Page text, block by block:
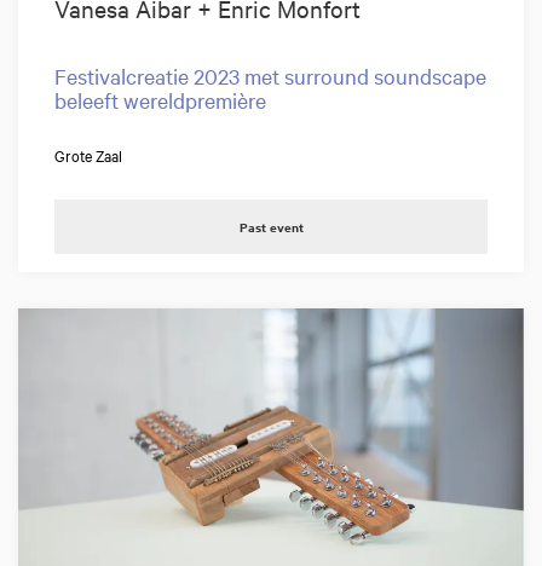
Vanesa Aibar + Enric Monfort
Festivalcreatie 2023 met surround soundscape
beleeft wereldpremière
Grote Zaal
Past event